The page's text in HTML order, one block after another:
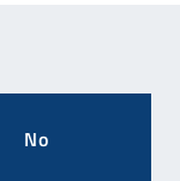
No